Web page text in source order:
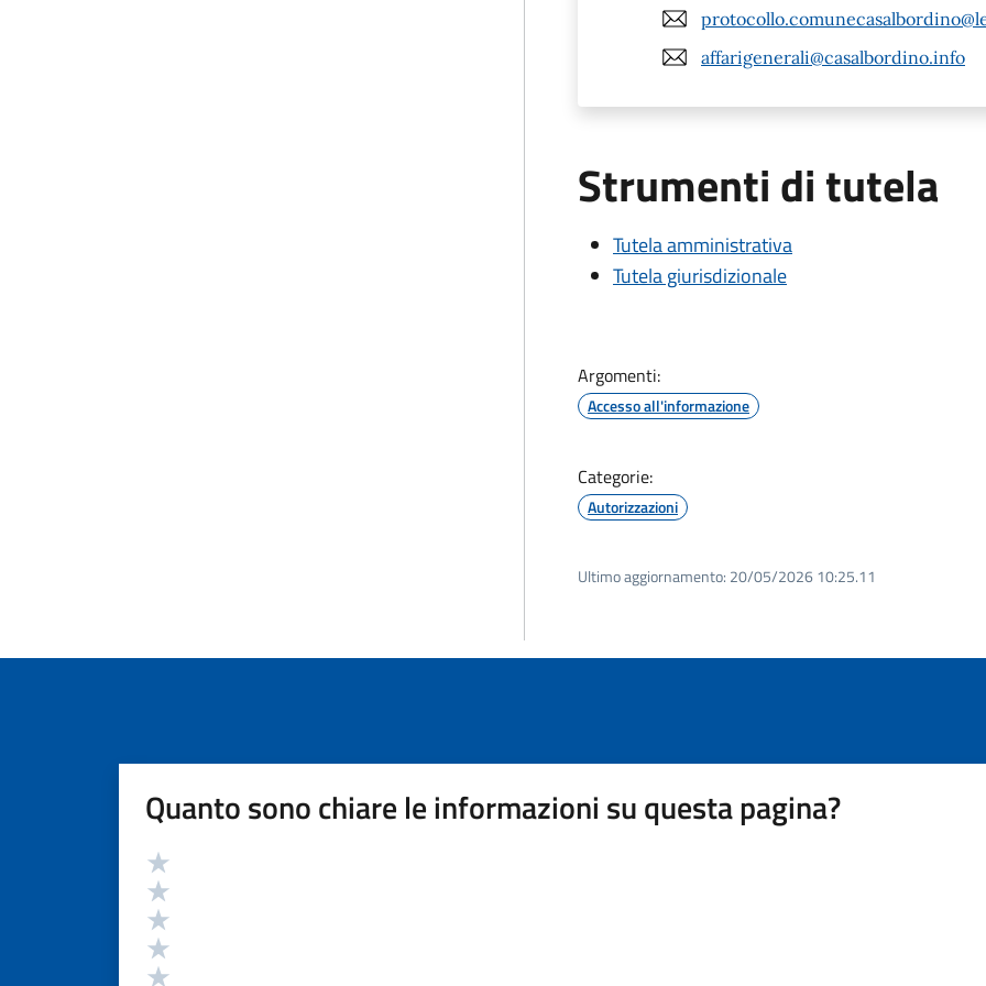
affarigenerali@casalbordino.info
Strumenti di tutela
Tutela amministrativa
Tutela giurisdizionale
Argomenti:
Accesso all'informazione
Categorie:
Autorizzazioni
Ultimo aggiornamento: 20/05/2026 10:25.11
Quanto sono chiare le informazioni su questa pagina?
Valutazione